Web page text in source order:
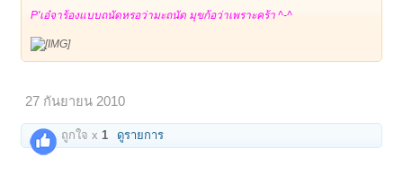
P'เอ๋จาร้องแบบถนัดหรอว่ามะถนัด มุขก้อว่าเพราะคร้า ^-^
27 กันยายน 2010
ถูกใจ x1 ดูรายการ